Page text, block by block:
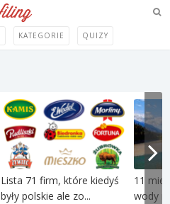
KATEGORIE QUIZY
Lista 71 firm, które kiedyś
były polskie ale zo...
11
wody